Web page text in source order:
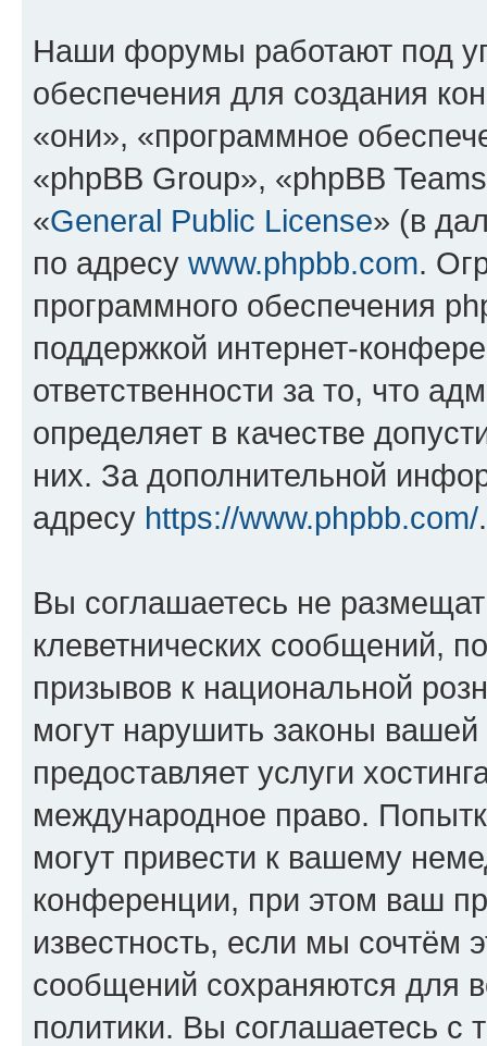
Наши форумы работают под
обеспечения для создания
«они», «программное
«phpBB Group», «phpBB
«General Public License» (в
по адресу www.phpbb.com.
программного обеспечения
поддержкой интернет-
ответственности за то, что
определяет в качестве
них. За дополнительной
адресу https://www.phpbb.com/.
Вы соглашаетесь не
клеветнических сообщений,
призывов к национальной
могут нарушить законы
предоставляет услуги
международное право.
могут привести к вашему
конференции, при этом ваш
известность, если мы сочтём
сообщений сохраняются для
политики. Вы соглашаетесь